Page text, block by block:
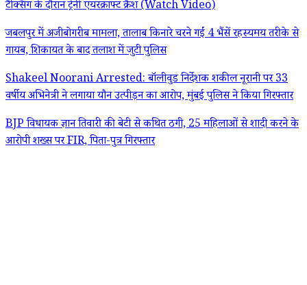
टैक्सिंग के दौरान ट्रेनी एयरक्राफ्ट क्रैश (Watch Video)
जबलपुर में अजीबोगरीब मामला, तालाब किनारे चरने गईं 4 भैंसें रहस्यमय तरीके से
गायब, शिकायत के बाद तलाश में जुटी पुलिस
Shakeel Noorani Arrested: बॉलीवुड निर्देशक शकील नूरानी पर 33
वर्षीय अभिनेत्री ने लगाया यौन उत्पीड़न का आरोप, मुंबई पुलिस ने किया गिरफ्तार
BJP विधायक ज्ञान तिवारी की बेटी से कथित ठगी, 25 महिलाओं से शादी करने के
आरोपी शख्स पर FIR, पिता-पुत्र गिरफ्तार